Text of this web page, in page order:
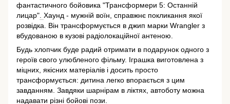
фантастичного бойовика "Трансформери 5: Останній
лицар" Хаунд - мужній воїн, справжнє покликання якої
розвідка. Він трансформується в джип марки Wrangler з
вбудованою в кузові радіолокаційної антеною.
Будь хлопчик буде радий отримати в подарунок одного з
героїв свого улюбленого фільму. Іграшка виготовлена з
міцних, якісних матеріалів і досить просто
трансформується: дитина легко впорається з цим
завданням. Завдяки шарнірам в ліктях, автоботу можна
надавати різні бойові пози.